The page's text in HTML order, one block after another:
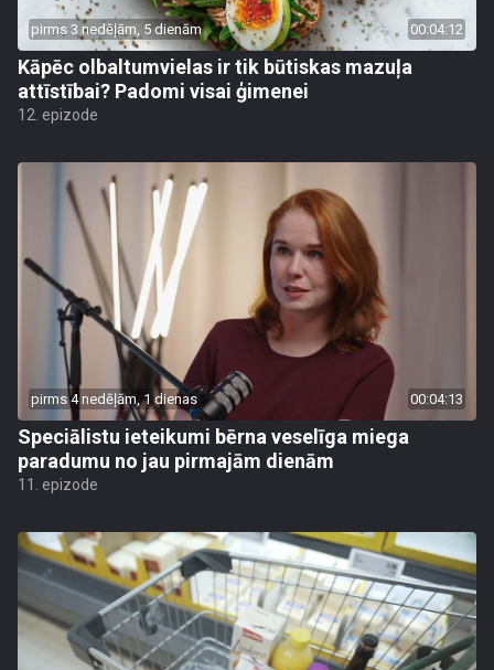
pirms 3 nedēļām, 5 dienām 00:04:12
Kāpēc olbaltumvielas ir tik būtiskas mazuļa
attīstībai? Padomi visai ģimenei
12. epizode
pirms 4 nedēļām, 1 dienas 00:04:13
Speciālistu ieteikumi bērna veselīga miega
paradumu no jau pirmajām dienām
11. epizode